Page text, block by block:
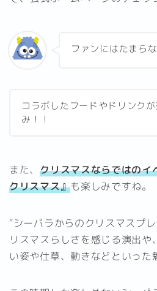
ファンにはたまら
コラボしたフードやドリンクが
み！！
また、クリスマスならではのイ
クリスマス』も楽しみですね。
“シーパラからのクリスマスプ
リスマスらしさを感じる演出や
い姿や仕草、動きなどといった